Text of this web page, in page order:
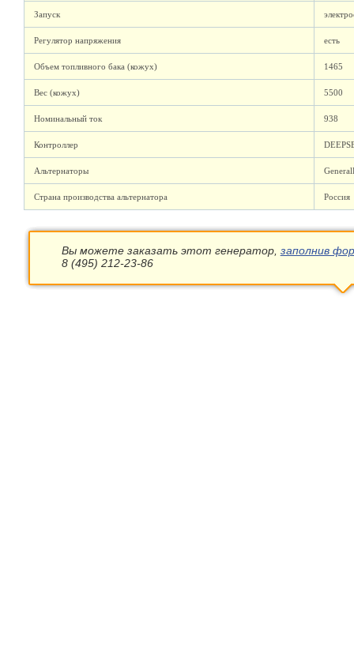
Запуск
Регулятор напряжения есть
Объем топливного бака (кожух) 1465
Вес (кожух) 5500
Номинальный ток 938
Контроллер
Альтернаторы
Страна производства альтернатора Россия
Вы можете заказать этот генератор, заполнив
8 (495) 212-23-86